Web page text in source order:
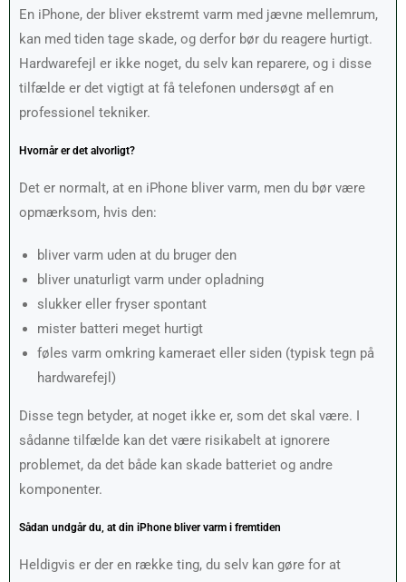
En iPhone, der bliver ekstremt varm med jævne mellemrum,
kan med tiden tage skade, og derfor bør du reagere hurtigt.
Hardwarefejl er ikke noget, du selv kan reparere, og i disse
tilfælde er det vigtigt at få telefonen undersøgt af en
professionel tekniker.
Hvornår er det alvorligt?
Det er normalt, at en iPhone bliver varm, men du bør være
opmærksom, hvis den:
bliver varm uden at du bruger den
bliver unaturligt varm under opladning
slukker eller fryser spontant
mister batteri meget hurtigt
føles varm omkring kameraet eller siden (typisk tegn på
hardwarefejl)
Disse tegn betyder, at noget ikke er, som det skal være. I
sådanne tilfælde kan det være risikabelt at ignorere
problemet, da det både kan skade batteriet og andre
komponenter.
Sådan undgår du, at din iPhone bliver varm i fremtiden
Heldigvis er der en række ting, du selv kan gøre for at